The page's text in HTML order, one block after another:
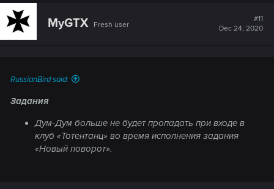
c
t
i
MyGTX Fresh user
#11
Dec 24, 2020
RussianBird said:
Задания
Дум-Дум больше не будет пропадать при входе в
клуб «Тотентанц» во время исполнения задания
«Новый поворот».